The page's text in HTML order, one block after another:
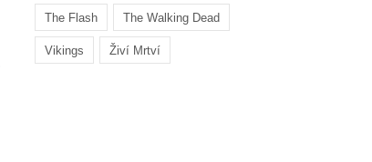
The Flash The Walking Dead
Vikings Živí Mrtví